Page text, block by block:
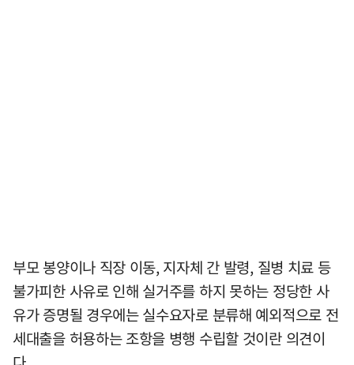
부모 봉양이나 직장 이동, 지자체 간 발령, 질병 치료 등
불가피한 사유로 인해 실거주를 하지 못하는 정당한 사
유가 증명될 경우에는 실수요자로 분류해 예외적으로 전
세대출을 허용하는 조항을 병행 수립할 것이란 의견이